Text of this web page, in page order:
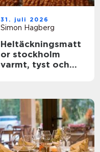
31. juli 2026
Simon Hagberg
Heltäckningsmatt
or stockholm
varmt, tyst och